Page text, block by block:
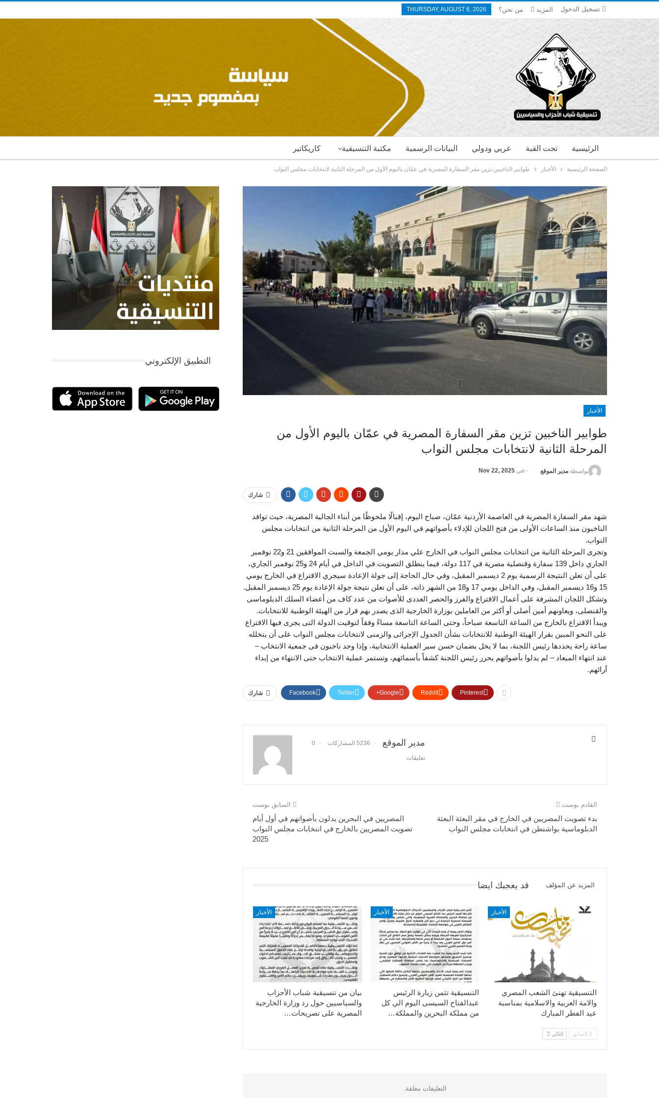
تسجيل الدخول THURSDAY, AUGUST 6, 2026 من نحن؟ المزيد
كاريكاتير مكتبة التنسيقية البيانات الرسمية عربي ودولي تحت القبة الرئيسية
الصفحة الرئيسية الأخبار طوابير الناخبين تزين مقر السفارة المصرية في عمّان باليوم الأول من المرحلة الثانية لانتخابات مجلس النواب
الأخبار
طوابير الناخبين تزين مقر السفارة المصرية في عمّان باليوم الأول من
المرحلة الثانية لانتخابات مجلس النواب
بواسطة مدير الموقع في Nov 22, 2025
شارك
شهد مقر السفارة المصرية في العاصمة الأردنية عمّان، صباح اليوم، إقبالًا ملحوظًا من أبناء الجالية المصرية، حيث توافد
الناخبون منذ الساعات الأولى من فتح اللجان للإدلاء بأصواتهم في اليوم الأول من المرحلة الثانية من انتخابات مجلس
النواب.
وتجرى المرحلة الثانية من انتخابات مجلس النواب في الخارج علي مدار يومي الجمعة والسبت الموافقين 21 و22 نوفمبر
الجاري داخل 139 سفارة وقنصلية مصرية في 117 دولة، فيما ينطلق التصويت في الداخل في أيام 24 و25 نوفمبر الجاري،
على أن تعلن النتيجة الرسمية يوم 2 ديسمبر المقبل، وفي حال الحاجة إلى جولة الإعادة سيجري الاقتراع في الخارج يومي
15 و16 ديسمبر المقبل، وفي الداخل يومي 17 و18 من الشهر ذاته، على أن تعلن نتيجة جولة الإعادة يوم 25 ديسمبر المقبل.
وتشكل اللجان المشرفة على أعمال الاقتراع والفرز والحصر العددى للأصوات من عدد كاف من أعضاء السلك الدبلوماسى
والقنصلى، ويعاونهم أمين أصلى أو أكثر من العاملين بوزارة الخارجية الذى يصدر بهم قرار من الهيئة الوطنية للانتخابات.
ويبدأ الاقتراع بالخارج من الساعة التاسعة صباحاً، وحتى الساعة التاسعة مساءً وفقاً لتوقيت الدولة التى يجرى فيها الاقتراع
على النحو المبين بقرار الهيئة الوطنية للانتخابات بشأن الجدول الإجرائى والزمنى لانتخابات مجلس النواب على أن يتخلله
ساعة راحة يحددها رئيس اللجنة، بما لا يخل بضمان حسن سير العملية الانتخابية، وإذا وجد ناخبون فى جمعية الانتخاب –
عند انتهاء الميعاد – لم يدلوا بأصواتهم يحرر رئيس اللجنة كشفاً بأسمائهم، وتستمر عملية الانتخاب حتى الانتهاء من إبداء
آرائهم.
شارك Facebook Twitter Google+ ReddIt Pinterest
مدير الموقع 5236 المشاركات 0
تعليقات
السابق بوست
المصريين في البحرين يدلون بأصواتهم في أول أيام
تصويت المصريين بالخارج في انتخابات مجلس النواب
2025
القادم بوست
بدء تصويت المصريين في الخارج في مقر البعثة البعثة
الدبلوماسية بواشنطن في انتخابات مجلس النواب
قد يعجبك ايضا المزيد عن المؤلف
الأخبار
بيان من تنسيقية شباب الأحزاب
والسياسيين حول رد وزارة الخارجية
المصرية على تصريحات…
الأخبار
التنسيقية تثمن زيارة الرئيس
عبدالفتاح السيسى اليوم الي كل
من مملكة البحرين والمملكة…
الأخبار
التنسيقية تهنئ الشعب المصري
والامة العربية والاسلامية بمناسبة
عيد الفطر المبارك
السابق التالي
التعليقات مغلقة.
التطبيق الإلكتروني